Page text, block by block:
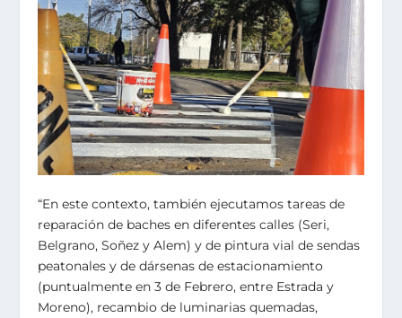
“En este contexto, también ejecutamos tareas de
reparación de baches en diferentes calles (Seri,
Belgrano, Soñez y Alem) y de pintura vial de sendas
peatonales y de dársenas de estacionamiento
(puntualmente en 3 de Febrero, entre Estrada y
Moreno), recambio de luminarias quemadas,